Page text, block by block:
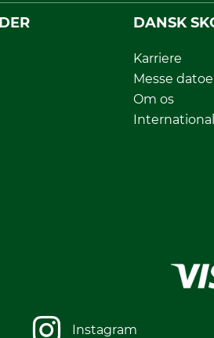
DANSK
Karriere
Messe
Om os
International
Instagram